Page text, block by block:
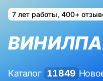
7 лет работы, 400+
Каталог 11849